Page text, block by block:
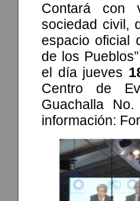
Contará con
sociedad civil,
espacio oficial
de los
el día jueves
Centro de
Guachalla
información: